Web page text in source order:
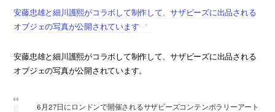
安藤忠雄と細川護熙がコラボして制作して、サザビーズに出品される
オブジェの写真が公開されています
安藤忠雄と細川護熙がコラボして制作して、サザビーズに出品される
オブジェの写真が公開されています。
6月27日にロンドンで開催されるサザビーズコンテンポラリーアート